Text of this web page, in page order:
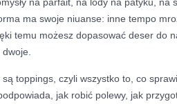
ma swoje niuanse: inne tempo
temu możesz dopasować deser do
toppings, czyli wszystko to, co
jak robić polewy, jak